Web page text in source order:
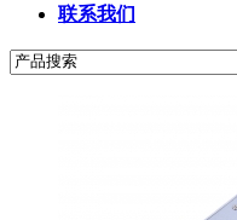
联系我们